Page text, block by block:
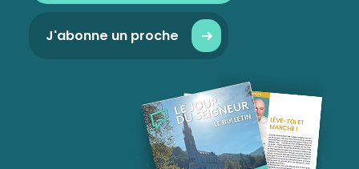
J'abonne un proche